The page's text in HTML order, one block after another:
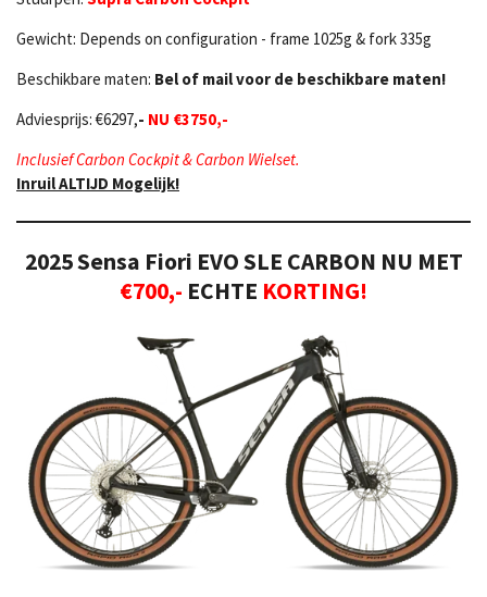
Gewicht: Depends on configuration - frame 1025g & fork 335g
Beschikbare maten: Bel of mail voor de beschikbare maten!
Adviesprijs:€6297,- NU €3750,-
Inclusief Carbon Cockpit & Carbon Wielset.
Inruil ALTIJD Mogelijk!
2025 Sensa Fiori EVO SLE CARBON NU MET
€700,- ECHTE KORTING!